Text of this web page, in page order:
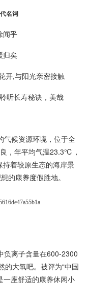
名词
闻乎
归矣
开,与阳光亲密接触
听长寿秘诀，美哉
气候资源环境，位于全
，年平均气温23.3℃，
着较原生态的海岸景
的康养度假胜地。
负离子含量在600-2300
的大氧吧。被评为“中国
一座舒适的康养休闲小